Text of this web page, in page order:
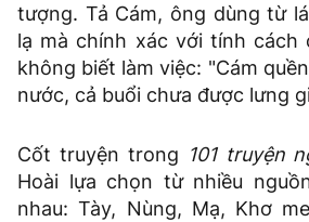
tượng. Tả Cám, ông dùng từ
lạ mà chính xác với tính cách
không biết làm việc: "Cám
nước, cả buổi chưa được lưng
Cốt truyện trong 101 truyện
Hoài lựa chọn từ nhiều
nhau: Tày, Nùng, Mạ, Khơ